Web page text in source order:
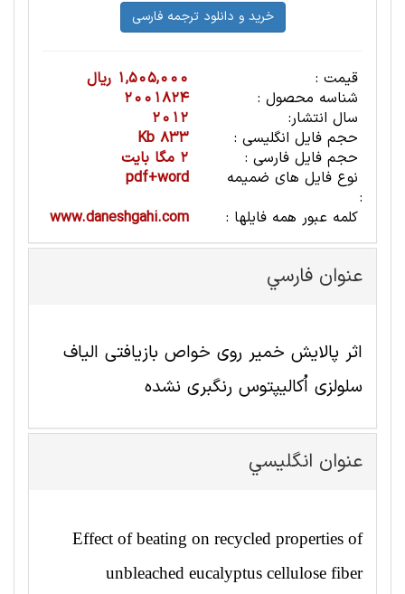
قیمت :
1,505,000 ریال
شناسه محصول :
2001824
سال انتشار:
2012
حجم فایل انگلیسی :
833 Kb
حجم فایل فارسی :
2 مگا بایت
نوع فایل های ضمیمه
:
pdf+word
کلمه عبور همه فایلها :
www.daneshgahi.com
عنوان فارسي
اثر پالایش خمیر روی خواص بازیافتی الیاف
سلولزی اُکالیپتوس رنگبری نشده
عنوان انگليسي
Effect of beating on recycled properties of
unbleached eucalyptus cellulose fiber